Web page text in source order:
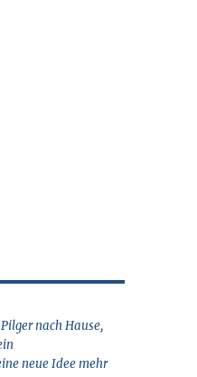
nach Hause,
neue Idee mehr